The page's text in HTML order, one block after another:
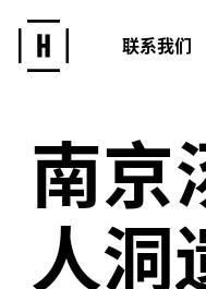
联系我们
南京
人洞